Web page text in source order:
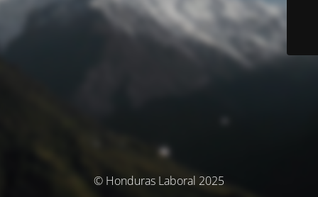
© Honduras Laboral 2025